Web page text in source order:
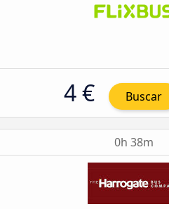
4 € Buscar
0h 38m